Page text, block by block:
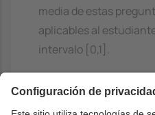
media de estas
aplicables al
intervalo [0,1].
La nota de la
- D si S es inferior a 0.3